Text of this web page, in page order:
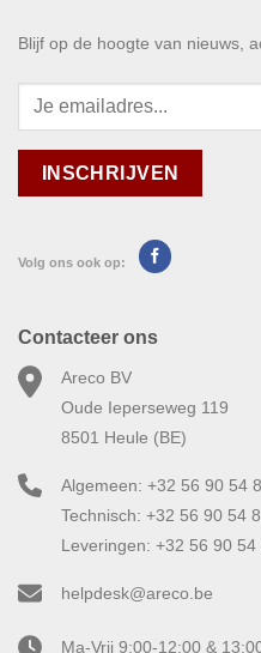
Blijf op de hoogte van nieuws,
Volg ons ook op:
Contacteer ons
Areco BV
Oude Ieperseweg 119
8501 Heule (BE)
Algemeen: +32 56 90 54
Technisch: +32 56 90 54
Leveringen: +32 56 90 54
helpdesk@areco.be
Ma-Vrij 9:00-12:00 &